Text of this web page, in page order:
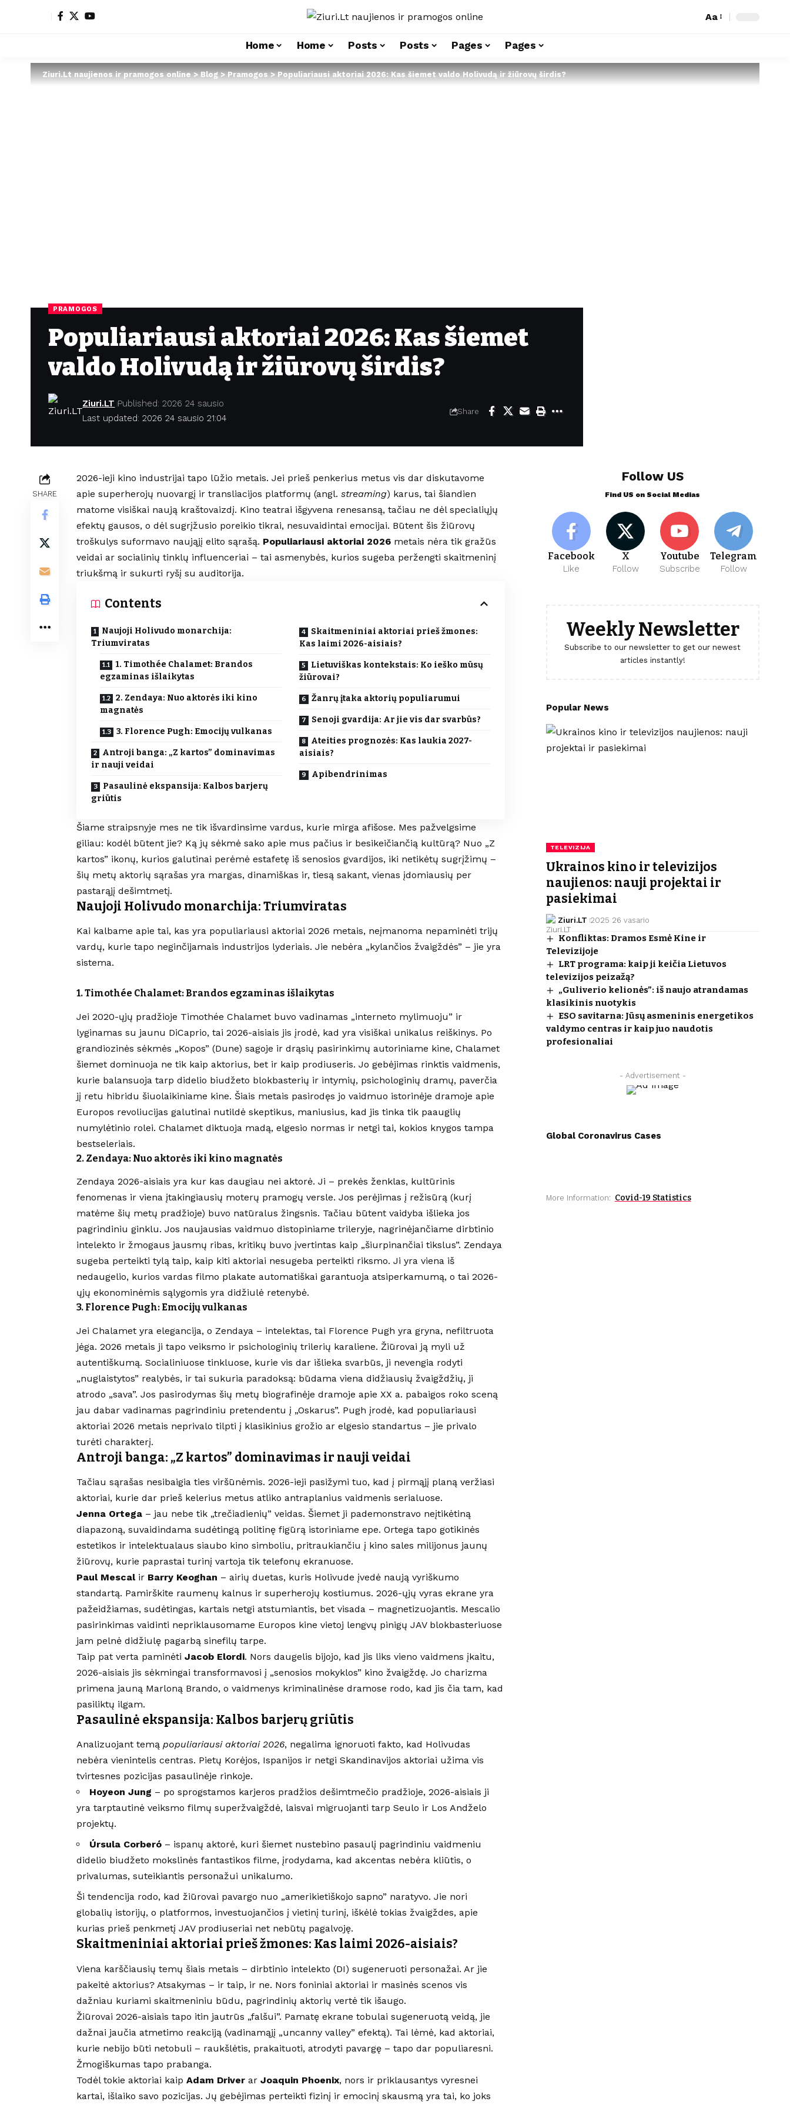
Aa
Home Home Posts Posts Pages Pages
Ziuri.Lt naujienos ir pramogos online>Blog>Pramogos>Populiariausi aktoriai 2026: Kas šiemet valdo Holivudą ir žiūrovų širdis?
PRAMOGOS
Populiariausi aktoriai 2026: Kas šiemet
valdo Holivudą ir žiūrovų širdis?
Last updated: 2026 24 sausio 21:04
Ziuri.LT Published: 2026 24 sausio
Share
SHARE
2026-ieji kino industrijai tapo lūžio metais. Jei prieš penkerius metus vis dar diskutavome
apie superherojų nuovargį ir transliacijos platformų (angl. streaming) karus, tai šiandien
matome visiškai naują kraštovaizdį. Kino teatrai išgyvena renesansą, tačiau ne dėl specialiųjų
efektų gausos, o dėl sugrįžusio poreikio tikrai, nesuvaidintai emocijai. Būtent šis žiūrovų
troškulys suformavo naująjį elito sąrašą. Populiariausi aktoriai 2026 metais nėra tik gražūs
veidai ar socialinių tinklų influenceriai – tai asmenybės, kurios sugeba peržengti skaitmeninį
triukšmą ir sukurti ryšį su auditorija.
Contents
Naujoji Holivudo monarchija:
Triumviratas
1. Timothée Chalamet: Brandos
egzaminas išlaikytas
2. Zendaya: Nuo aktorės iki kino
magnatės
3. Florence Pugh: Emocijų vulkanas
Antroji banga: „Z kartos” dominavimas
ir nauji veidai
Pasaulinė ekspansija: Kalbos barjerų
griūtis
Skaitmeniniai aktoriai prieš žmones:
Kas laimi 2026-aisiais?
Lietuviškas kontekstais: Ko ieško mūsų
žiūrovai?
Žanrų įtaka aktorių populiarumui
Senoji gvardija: Ar jie vis dar svarbūs?
Ateities prognozės: Kas laukia 2027-
aisiais?
Apibendrinimas
Šiame straipsnyje mes ne tik išvardinsime vardus, kurie mirga afišose. Mes pažvelgsime
giliau: kodėl būtent jie? Ką jų sėkmė sako apie mus pačius ir besikeičiančią kultūrą? Nuo „Z
kartos” ikonų, kurios galutinai perėmė estafetę iš senosios gvardijos, iki netikėtų sugrįžimų –
šių metų aktorių sąrašas yra margas, dinamiškas ir, tiesą sakant, vienas įdomiausių per
pastarąjį dešimtmetį.
Naujoji Holivudo monarchija: Triumviratas
Kai kalbame apie tai, kas yra populiariausi aktoriai 2026 metais, neįmanoma nepaminėti trijų
vardų, kurie tapo neginčijamais industrijos lyderiais. Jie nebėra „kylančios žvaigždės” – jie yra
sistema.
1. Timothée Chalamet: Brandos egzaminas išlaikytas
Jei 2020-ųjų pradžioje Timothée Chalamet buvo vadinamas „interneto mylimuoju” ir
lyginamas su jaunu DiCaprio, tai 2026-aisiais jis įrodė, kad yra visiškai unikalus reiškinys. Po
grandiozinės sėkmės „Kopos” (Dune) sagoje ir drąsių pasirinkimų autoriniame kine, Chalamet
šiemet dominuoja ne tik kaip aktorius, bet ir kaip prodiuseris. Jo gebėjimas rinktis vaidmenis,
kurie balansuoja tarp didelio biudžeto blokbasterių ir intymių, psichologinių dramų, paverčia
jį retu hibridu šiuolaikiniame kine. Šiais metais pasirodęs jo vaidmuo istorinėje dramoje apie
Europos revoliucijas galutinai nutildė skeptikus, maniusius, kad jis tinka tik paauglių
numylėtinio rolei. Chalamet diktuoja madą, elgesio normas ir netgi tai, kokios knygos tampa
bestseleriais.
2. Zendaya: Nuo aktorės iki kino magnatės
Zendaya 2026-aisiais yra kur kas daugiau nei aktorė. Ji – prekės ženklas, kultūrinis
fenomenas ir viena įtakingiausių moterų pramogų versle. Jos perėjimas į režisūrą (kurį
matėme šių metų pradžioje) buvo natūralus žingsnis. Tačiau būtent vaidyba išlieka jos
pagrindiniu ginklu. Jos naujausias vaidmuo distopiniame trileryje, nagrinėjančiame dirbtinio
intelekto ir žmogaus jausmų ribas, kritikų buvo įvertintas kaip „šiurpinančiai tikslus”. Zendaya
sugeba perteikti tylą taip, kaip kiti aktoriai nesugeba perteikti riksmo. Ji yra viena iš
nedaugelio, kurios vardas filmo plakate automatiškai garantuoja atsiperkamumą, o tai 2026-
ųjų ekonominėmis sąlygomis yra didžiulė retenybė.
3. Florence Pugh: Emocijų vulkanas
Jei Chalamet yra elegancija, o Zendaya – intelektas, tai Florence Pugh yra gryna, nefiltruota
jėga. 2026 metais ji tapo veiksmo ir psichologinių trilerių karaliene. Žiūrovai ją myli už
autentiškumą. Socialiniuose tinkluose, kurie vis dar išlieka svarbūs, ji nevengia rodyti
„nuglaistytos” realybės, ir tai sukuria paradoksą: būdama viena didžiausių žvaigždžių, ji
atrodo „sava”. Jos pasirodymas šių metų biografinėje dramoje apie XX a. pabaigos roko sceną
jau dabar vadinamas pagrindiniu pretendentu į „Oskarus”. Pugh įrodė, kad populiariausi
aktoriai 2026 metais neprivalo tilpti į klasikinius grožio ar elgesio standartus – jie privalo
turėti charakterį.
Antroji banga: „Z kartos” dominavimas ir nauji veidai
Tačiau sąrašas nesibaigia ties viršūnėmis. 2026-ieji pasižymi tuo, kad į pirmąjį planą veržiasi
aktoriai, kurie dar prieš kelerius metus atliko antraplanius vaidmenis serialuose.
Jenna Ortega – jau nebe tik „trečiadienių” veidas. Šiemet ji pademonstravo neįtikėtiną
diapazoną, suvaidindama sudėtingą politinę figūrą istoriniame epe. Ortega tapo gotikinės
estetikos ir intelektualaus siaubo kino simboliu, pritraukiančiu į kino sales milijonus jaunų
žiūrovų, kurie paprastai turinį vartoja tik telefonų ekranuose.
Paul Mescalir Barry Keoghan – airių duetas, kuris Holivude įvedė naują vyriškumo
standartą. Pamirškite raumenų kalnus ir superherojų kostiumus. 2026-ųjų vyras ekrane yra
pažeidžiamas, sudėtingas, kartais netgi atstumiantis, bet visada – magnetizuojantis. Mescalio
pasirinkimas vaidinti nepriklausomame Europos kine vietoj lengvų pinigų JAV blokbasteriuose
jam pelnė didžiulę pagarbą sinefilų tarpe.
Taip pat verta paminėti Jacob Elordi. Nors daugelis bijojo, kad jis liks vieno vaidmens įkaitu,
2026-aisiais jis sėkmingai transformavosi į „senosios mokyklos” kino žvaigždę. Jo charizma
primena jauną Marloną Brando, o vaidmenys kriminalinėse dramose rodo, kad jis čia tam, kad
pasiliktų ilgam.
Pasaulinė ekspansija: Kalbos barjerų griūtis
Analizuojant temą populiariausi aktoriai 2026, negalima ignoruoti fakto, kad Holivudas
nebėra vienintelis centras. Pietų Korėjos, Ispanijos ir netgi Skandinavijos aktoriai užima vis
tvirtesnes pozicijas pasaulinėje rinkoje.
Hoyeon Jung – po sprogstamos karjeros pradžios dešimtmečio pradžioje, 2026-aisiais ji
yra tarptautinė veiksmo filmų superžvaigždė, laisvai migruojanti tarp Seulo ir Los Andželo
projektų.
Úrsula Corberó – ispanų aktorė, kuri šiemet nustebino pasaulį pagrindiniu vaidmeniu
didelio biudžeto mokslinės fantastikos filme, įrodydama, kad akcentas nebėra kliūtis, o
privalumas, suteikiantis personažui unikalumo.
Ši tendencija rodo, kad žiūrovai pavargo nuo „amerikietiškojo sapno” naratyvo. Jie nori
globalių istorijų, o platformos, investuojančios į vietinį turinį, iškėlė tokias žvaigždes, apie
kurias prieš penkmetį JAV prodiuseriai net nebūtų pagalvoję.
Skaitmeniniai aktoriai prieš žmones: Kas laimi 2026-aisiais?
Viena karščiausių temų šiais metais – dirbtinio intelekto (DI) sugeneruoti personažai. Ar jie
pakeitė aktorius? Atsakymas – ir taip, ir ne. Nors foniniai aktoriai ir masinės scenos vis
dažniau kuriami skaitmeniniu būdu, pagrindinių aktorių vertė tik išaugo.
Žiūrovai 2026-aisiais tapo itin jautrūs „falšui”. Pamatę ekrane tobulai sugeneruotą veidą, jie
dažnai jaučia atmetimo reakciją (vadinamąjį „uncanny valley” efektą). Tai lėmė, kad aktoriai,
kurie nebijo būti netobuli – raukšlėtis, prakaituoti, atrodyti pavargę – tapo dar populiaresni.
Žmogiškumas tapo prabanga.
Todėl tokie aktoriai kaip Adam Driver ar Joaquin Phoenix, nors ir priklausantys vyresnei
kartai, išlaiko savo pozicijas. Jų gebėjimas perteikti fizinį ir emocinį skausmą yra tai, ko joks
Follow US
Find US on Social Medias
Facebook
Like
X
Follow
Youtube
Subscribe
Telegram
Follow
Weekly Newsletter
Subscribe to our newsletter to get our newest
articles instantly!
Popular News
TELEVIZIJA
Ukrainos kino ir televizijos
naujienos: nauji projektai ir
pasiekimai
Ziuri.LT 2025 26 vasario
Konfliktas: Dramos Esmė Kine ir
Televizijoje
LRT programa: kaip ji keičia Lietuvos
televizijos peizažą?
„Guliverio kelionės”: iš naujo atrandamas
klasikinis nuotykis
ESO savitarna: Jūsų asmeninis energetikos
valdymo centras ir kaip juo naudotis
profesionaliai
- Advertisement -
Global Coronavirus Cases
More Information: Covid-19 Statistics